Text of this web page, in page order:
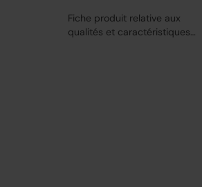
Fiche produit relative aux
qualités et caractéristiques